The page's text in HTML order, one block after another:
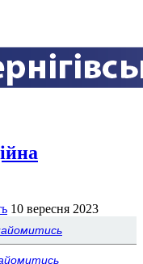
10 вересня 2023